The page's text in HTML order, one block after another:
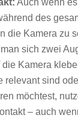
Auch wenn
des
die Kamera zu
sich zwei
die Kamera
relevant sind
möchtest,
– auch